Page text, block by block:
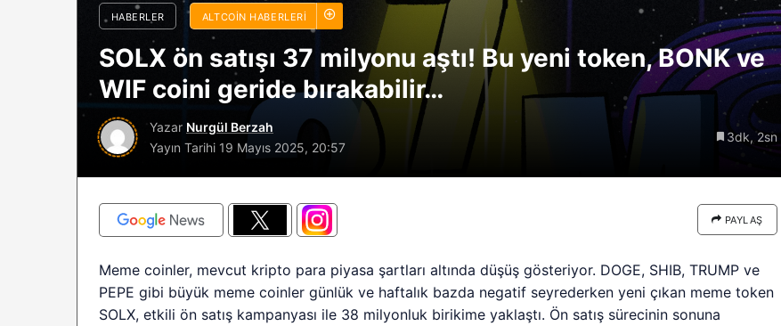
HABERLER ALTCOIN HABERLERI
SOLX ön satışı 37 milyonu aştı! Bu yeni token, BONK ve
WIF coini geride bırakabilir…
Yazar Nurgül Berzah
Yayın Tarihi 19 Mayıs 2025, 20:57
3dk, 2sn
PAYLAŞ
Meme coinler, mevcut kripto para piyasa şartları altında düşüş gösteriyor. DOGE, SHIB, TRUMP ve
PEPE gibi büyük meme coinler günlük ve haftalık bazda negatif seyrederken yeni çıkan meme token
SOLX, etkili ön satış kampanyası ile 38 milyonluk birikime yaklaştı. Ön satış sürecinin sonuna
sürüyor: Analistlere göre
2026 BTC çöküşü neden
sınırlı kalabilir?
Riski: Uzun Vadeli HYPER
Boğaları 31,1 Milyon Dolarlık
Birikim Yapıyor